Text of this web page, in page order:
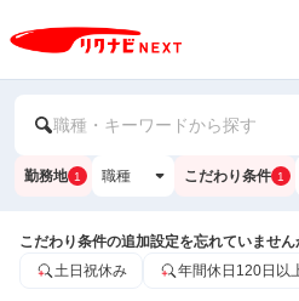
職種・キーワードから探す
勤務地 1 職種 こだわり条件 1
こだわり条件の追加設定を忘れていません
土日祝休み
年間休日120日以